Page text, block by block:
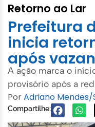
Retorno ao Lar
Prefeitura
inicia
após
A ação marca o
provisório após a
PorAdriano
Compartilhe: